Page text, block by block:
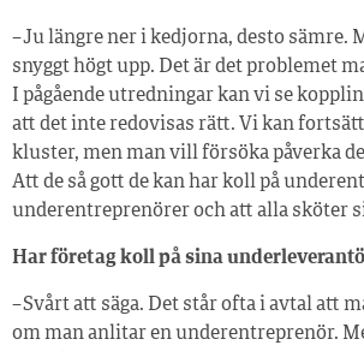
– Ju längre ner i kedjorna, desto sämre.
snyggt högt upp. Det är det problemet
I pågående utredningar kan vi se
att det inte redovisas rätt. Vi kan
kluster, men man vill försöka påverka
Att de så gott de kan har koll på
underentreprenörer och att alla sköter
Har företag koll på sina
– Svårt att säga. Det står ofta i avtal att
om man anlitar en underentreprenör.